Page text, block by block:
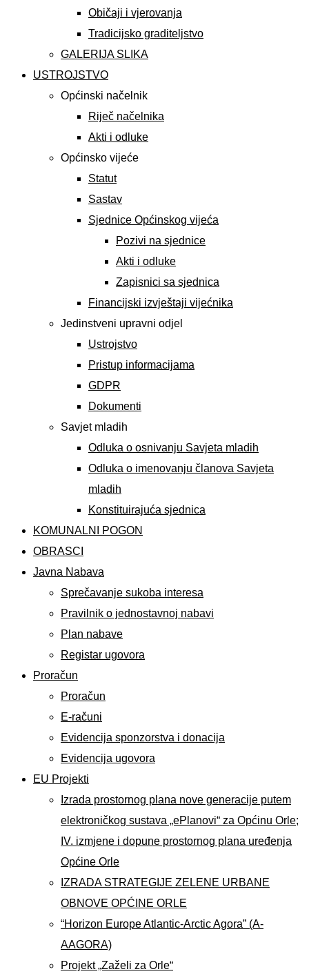
Običaji i vjerovanja
Tradicijsko graditeljstvo
GALERIJA SLIKA
USTROJSTVO
Općinski načelnik
Riječ načelnika
Akti i odluke
Općinsko vijeće
Statut
Sastav
Sjednice Općinskog vijeća
Pozivi na sjednice
Akti i odluke
Zapisnici sa sjednica
Financijski izvještaji vijećnika
Jedinstveni upravni odjel
Ustrojstvo
Pristup informacijama
GDPR
Dokumenti
Savjet mladih
Odluka o osnivanju Savjeta mladih
Odluka o imenovanju članova Savjeta
mladih
Konstituirajuća sjednica
KOMUNALNI POGON
OBRASCI
Javna Nabava
Sprečavanje sukoba interesa
Pravilnik o jednostavnoj nabavi
Plan nabave
Registar ugovora
Proračun
Proračun
E-računi
Evidencija sponzorstva i donacija
Evidencija ugovora
EU Projekti
Izrada prostornog plana nove generacije putem
elektroničkog sustava „ePlanovi“ za Općinu Orle;
IV. izmjene i dopune prostornog plana uređenja
Općine Orle
IZRADA STRATEGIJE ZELENE URBANE
OBNOVE OPĆINE ORLE
“Horizon Europe Atlantic-Arctic Agora” (A-
AAGORA)
Projekt „Zaželi za Orle“